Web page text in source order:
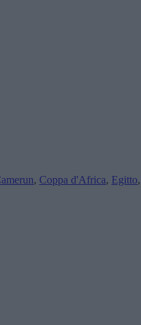
, Coppa d'Africa, Egitto,